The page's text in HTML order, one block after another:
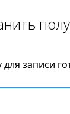
записи